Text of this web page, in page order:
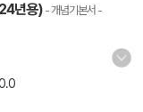
년용)- 개념기본서 -